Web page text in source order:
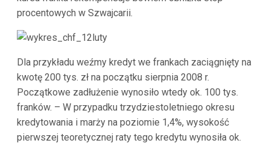
procentowych w Szwajcarii.
Dla przykładu weźmy kredyt we frankach zaciągnięty na
kwotę 200 tys. zł na początku sierpnia 2008 r.
Początkowe zadłużenie wynosiło wtedy ok. 100 tys.
franków. – W przypadku trzydziestoletniego okresu
kredytowania i marży na poziomie 1,4%, wysokość
pierwszej teoretycznej raty tego kredytu wynosiła ok.